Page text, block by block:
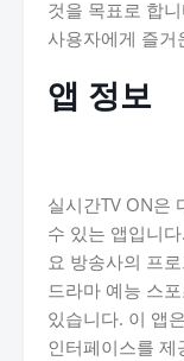
것을 목표로 합
사용자에게 즐거
앱 정보
실시간TV ON은
수 있는 앱입니다
요 방송사의 프
드라마 예능 스
있습니다. 이 앱
인터페이스를 제